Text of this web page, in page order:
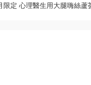
限定 心理醫生用大腿嗨絲蘆